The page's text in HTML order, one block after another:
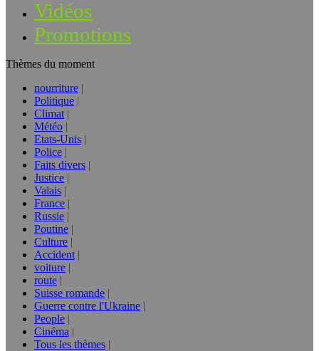
Vidéos
Promotions
Thèmes du moment
nourriture
Politique
Climat
Météo
Etats-Unis
Police
Faits divers
Justice
Valais
France
Russie
Poutine
Culture
Accident
voiture
route
Suisse romande
Guerre contre l'Ukraine
People
Cinéma
Tous les thèmes